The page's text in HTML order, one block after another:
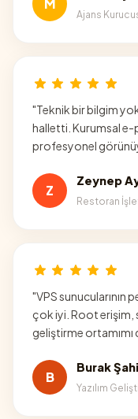
M
Ajans
"Teknik bir bilgim
halletti. Kurumsal
profesyonel
Z
Zeynep
Restoran
"VPS sunucularının
çok iyi. Root erişim,
geliştirme
B
Burak
Yazılım